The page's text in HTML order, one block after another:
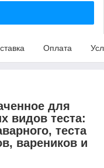
Оплата
для
видов теста:
теста
вареников и